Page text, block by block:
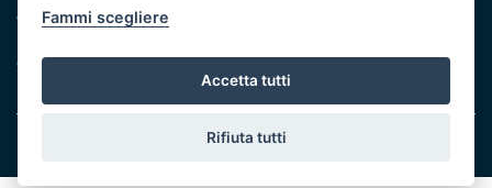
Atti di notifica
Servizi Intranet
© Regione Puglia
Fammi scegliere
Accetta tutti
Rifiuta tutti